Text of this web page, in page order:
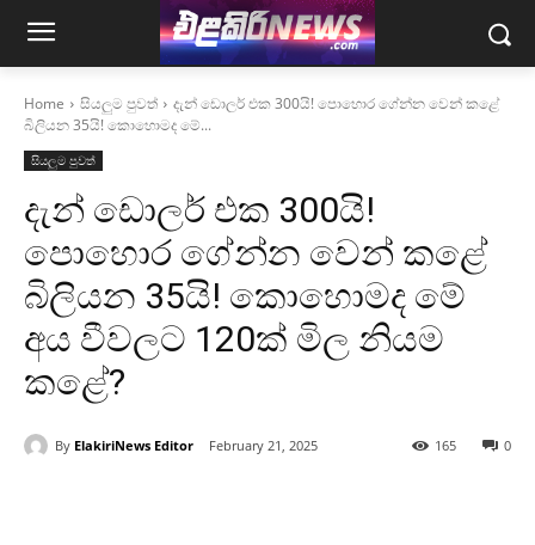
Home සියලුම පුවත්
දැන් ඩොලර් එක 300යි! පොහොර ගේන්න වෙන් කළේ
බිලියන 35යි! කොහොමද මේ...
සියලුම පුවත්
දැන් ඩොලර් එක 300යි!
පොහොර ගේන්න වෙන් කළේ
බිලියන 35යි! කොහොමද මේ
අය වීවලට 120ක් මිල නියම
කළේ?
By ElakiriNews Editor February 21, 2025 0
165